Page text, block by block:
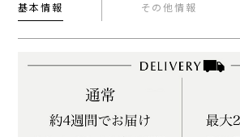
基本情報 その他情報